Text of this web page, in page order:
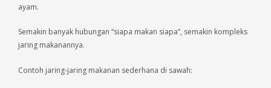
ayam.
Semakin banyak hubungan “siapa makan siapa”, semakin kompleks
jaring makanannya.
Contoh jaring-jaring makanan sederhana di sawah: